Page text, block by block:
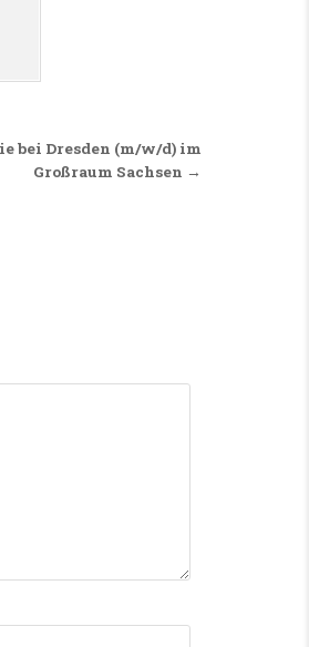
bei Dresden (m/w/d) im
Großraum Sachsen →